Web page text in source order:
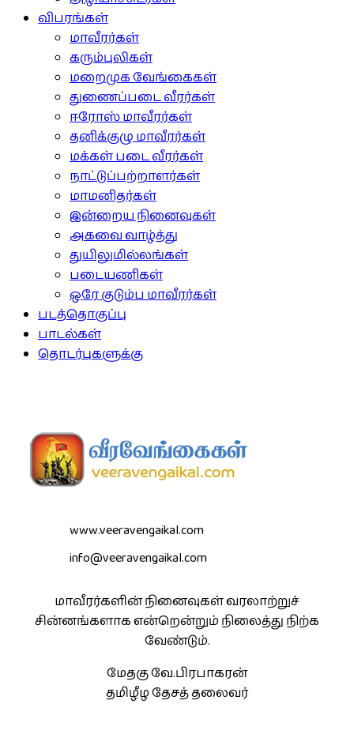
விபரங்கள்
மாவீரர்கள்
கரும்புலிகள்
மறைமுக வேங்கைகள்
துணைப்படை வீரர்கள்
ஈரோஸ் மாவீரர்கள்
தனிக்குழு மாவீரர்கள்
மக்கள் படை வீரர்கள்
நாட்டுப்பற்றாளர்கள்
மாமனிதர்கள்
இன்றைய நினைவுகள்
அகவை வாழ்த்து
துயிலுமில்லங்கள்
படையணிகள்
ஒரே குடும்ப மாவீரர்கள்
படத்தொகுப்பு
பாடல்கள்
தொடர்புகளுக்கு
www.veeravengaikal.com
info@veeravengaikal.com
மாவீரர்களின் நினைவுகள் வரலாற்றுச்
சின்னங்களாக என்றென்றும் நிலைத்து நிற்க
வேண்டும்.
மேதகு வே.பிரபாகரன்
தமிழீழ தேசத் தலைவர்